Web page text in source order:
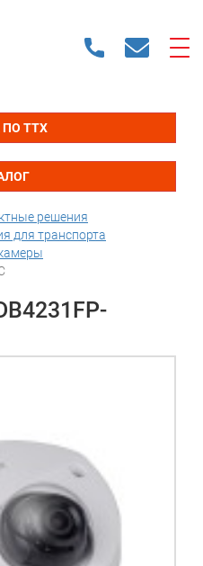
ТТХ
решения
для транспорта